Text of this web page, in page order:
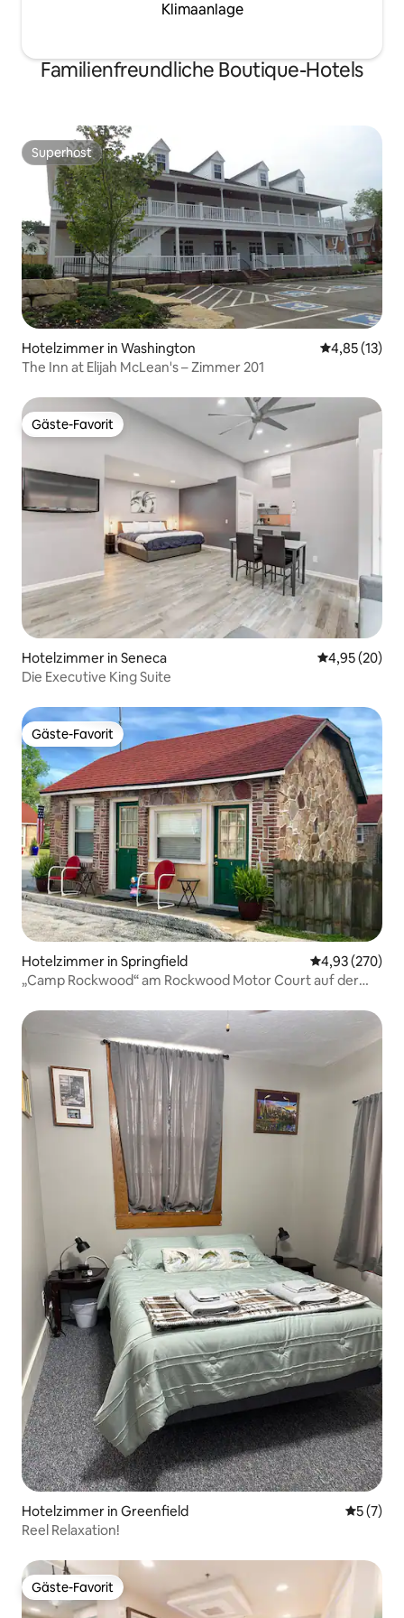
Klimaanlage
Familienfreundliche Boutique-Hotels
Superhost
Superhost
Hotelzimmer in Washington
4,85 (13)
The Inn at Elijah McLean's – Zimmer 201
Gäste-Favorit
Gäste-Favorit
Hotelzimmer in Seneca
4,95 (20)
Die Executive King Suite
Gäste-Favorit
Gäste-Favorit
Hotelzimmer in Springfield
4,93 (270)
„Camp Rockwood“ am Rockwood Motor Court auf der
Hotelzimmer in Greenfield
5 (7)
Reel Relaxation!
Gäste-Favorit
Gäste-Favorit